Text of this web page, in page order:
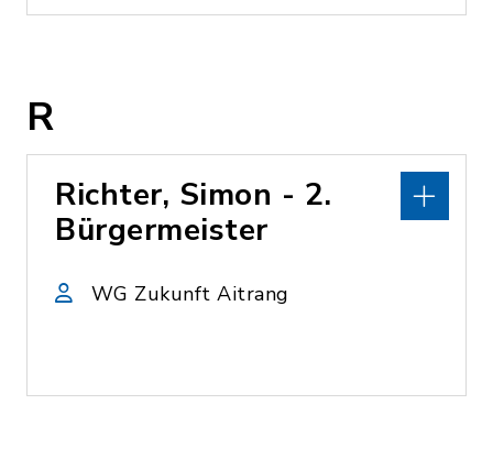
R
Richter, Simon - 2.
Bürgermeister
WG Zukunft Aitrang